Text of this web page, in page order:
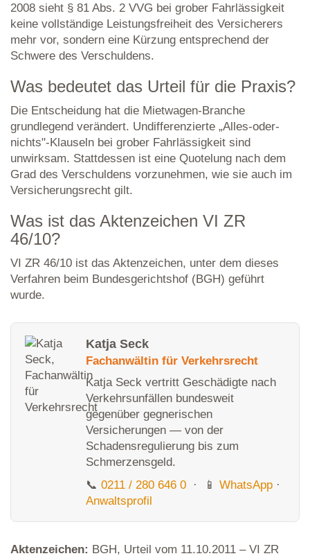
2008 sieht § 81 Abs. 2 VVG bei grober Fahrlässigkeit
keine vollständige Leistungsfreiheit des Versicherers
mehr vor, sondern eine Kürzung entsprechend der
Schwere des Verschuldens.
Was bedeutet das Urteil für die Praxis?
Die Entscheidung hat die Mietwagen-Branche
grundlegend verändert. Undifferenzierte „Alles-oder-
nichts"-Klauseln bei grober Fahrlässigkeit sind
unwirksam. Stattdessen ist eine Quotelung nach dem
Grad des Verschuldens vorzunehmen, wie sie auch im
Versicherungsrecht gilt.
Was ist das Aktenzeichen VI ZR
46/10?
VI ZR 46/10 ist das Aktenzeichen, unter dem dieses
Verfahren beim Bundesgerichtshof (BGH) geführt
wurde.
Katja Seck
Fachanwältin für Verkehrsrecht
Katja Seck vertritt Geschädigte nach
Verkehrsunfällen bundesweit
gegenüber gegnerischen
Versicherungen — von der
Schadensregulierung bis zum
Schmerzensgeld.
📞 0211 / 280 646 0 · 📱 WhatsApp ·
Anwaltsprofil
Aktenzeichen: BGH, Urteil vom 11.10.2011 – VI ZR